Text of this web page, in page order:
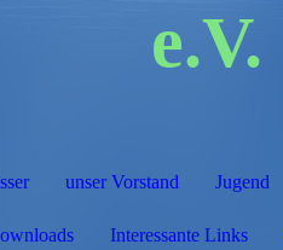
e.V.
unser Vorstand Jugend
Interessante Links